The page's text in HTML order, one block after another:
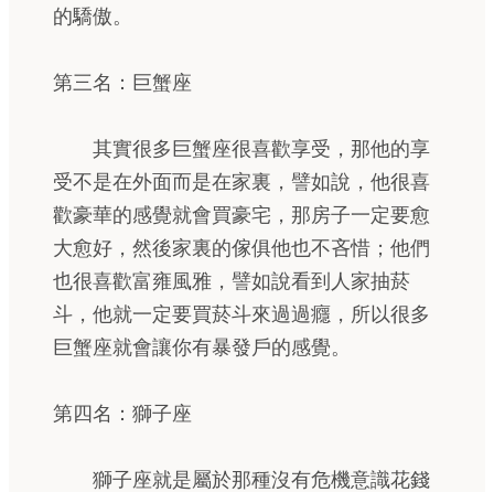
的驕傲。
第三名：巨蟹座
其實很多巨蟹座很喜歡享受，那他的享
受不是在外面而是在家裏，譬如說，他很喜
歡豪華的感覺就會買豪宅，那房子一定要愈
大愈好，然後家裏的傢俱他也不吝惜；他們
也很喜歡富雍風雅，譬如說看到人家抽菸
斗，他就一定要買菸斗來過過癮，所以很多
巨蟹座就會讓你有暴發戶的感覺。
第四名：獅子座
獅子座就是屬於那種沒有危機意識花錢